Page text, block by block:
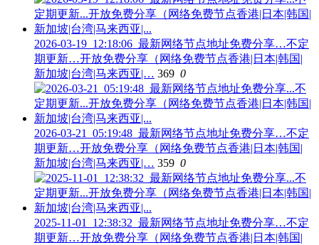
2026-03-19_12:18:06_最新网络节点地址免费分享…不定
期更新…开放免费分享（网络免费节点香港|日本|韩国|
新加坡|台湾|马来西亚|… 369 0
2026-03-21_05:19:48_最新网络节点地址免费分享…不定
期更新…开放免费分享（网络免费节点香港|日本|韩国|
新加坡|台湾|马来西亚|… 359 0
2025-11-01_12:38:32_最新网络节点地址免费分享…不定
期更新…开放免费分享（网络免费节点香港|日本|韩国|